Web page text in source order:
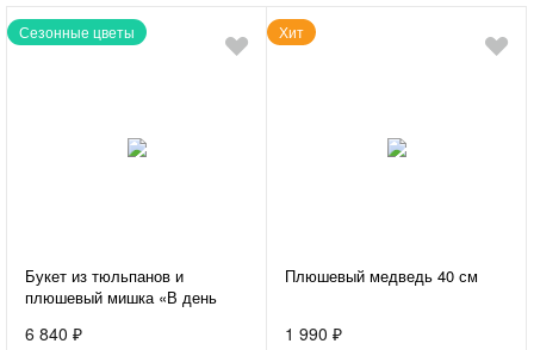
Сезонные цветы
Букет из тюльпанов и
плюшевый мишка «В день
6 840 ₽
Хит
Плюшевый медведь 40 см
1 990 ₽